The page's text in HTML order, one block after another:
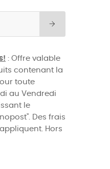
: Offre valable
contenant la
toute
au Vendredi
le
Des frais
Hors